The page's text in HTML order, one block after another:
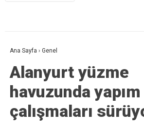
Ana Sayfa › Genel
Alanyurt yüzme
havuzunda yapım
çalışmaları